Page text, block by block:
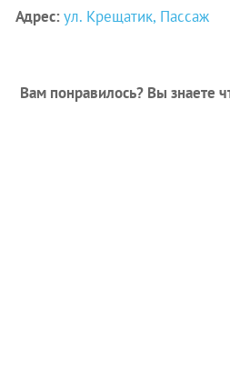
Адрес: ул. Крещатик, Пассаж
Вам понравилось? Вы знаете